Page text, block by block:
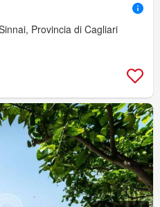
Provincia di Cagliari